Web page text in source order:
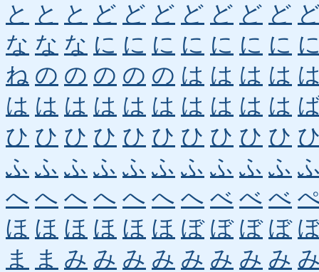
と と と ど ど ど ど ど ど ど
な な な に に に に に に に
ね の の の の の は は は は
は は は は は は は は は は
ひ ひ ひ ひ ひ ひ ひ ひ ひ ひ
ふ ふ ふ ふ ふ ふ ふ ふ ふ ふ
へ へ へ へ へ へ へ べ べ べ
ほ ほ ほ ほ ほ ほ ぼ ぼ ぼ ぼ
ま
ま み み み み み み み み